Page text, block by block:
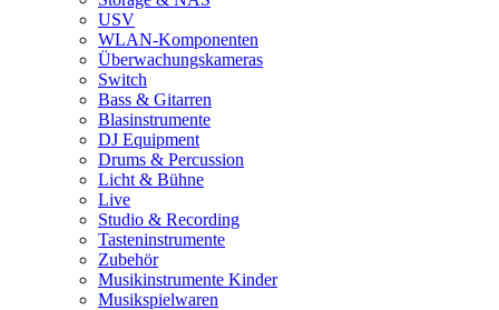
USV
WLAN-Komponenten
Überwachungskameras
Switch
Bass & Gitarren
Blasinstrumente
DJ Equipment
Drums & Percussion
Licht & Bühne
Live
Studio & Recording
Tasteninstrumente
Zubehör
Musikinstrumente Kinder
Musikspielwaren